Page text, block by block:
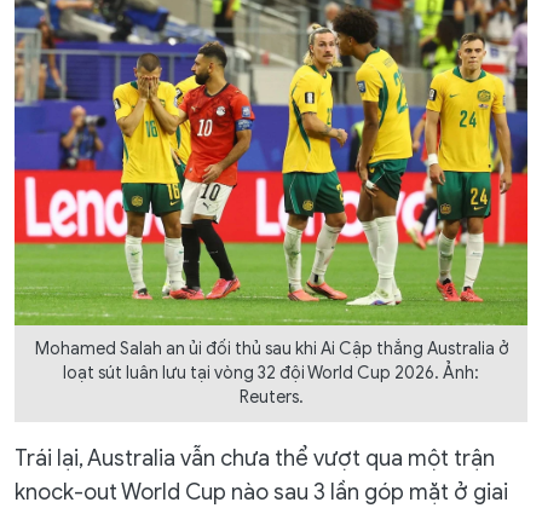
Mohamed Salah an ủi đối thủ sau khi Ai Cập thắng Australia ở
loạt sút luân lưu tại vòng 32 đội World Cup 2026. Ảnh:
Reuters.
Trái lại, Australia vẫn chưa thể vượt qua một trận
knock-out World Cup nào sau 3 lần góp mặt ở giai